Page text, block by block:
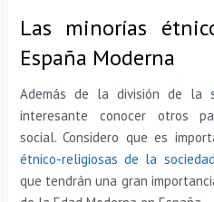
Las minorías
España Moderna
Además de la división de la
interesante conocer otros
social. Considero que es
étnico-religiosas de la
que tendrán una gran